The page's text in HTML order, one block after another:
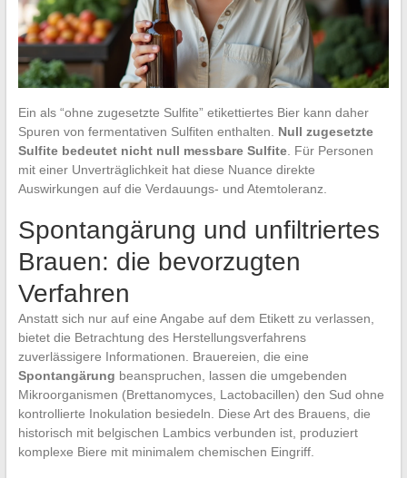
Ein als “ohne zugesetzte Sulfite” etikettiertes Bier kann daher
Spuren von fermentativen Sulfiten enthalten. Null zugesetzte
Sulfite bedeutet nicht null messbare Sulfite. Für Personen
mit einer Unverträglichkeit hat diese Nuance direkte
Auswirkungen auf die Verdauungs- und Atemtoleranz.
Spontangärung und unfiltriertes
Brauen: die bevorzugten
Verfahren
Anstatt sich nur auf eine Angabe auf dem Etikett zu verlassen,
bietet die Betrachtung des Herstellungsverfahrens
zuverlässigere Informationen. Brauereien, die eine
Spontangärung beanspruchen, lassen die umgebenden
Mikroorganismen (Brettanomyces, Lactobacillen) den Sud ohne
kontrollierte Inokulation besiedeln. Diese Art des Brauens, die
historisch mit belgischen Lambics verbunden ist, produziert
komplexe Biere mit minimalem chemischen Eingriff.